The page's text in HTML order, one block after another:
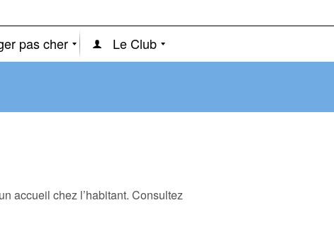
pas cher Le Club
accueil chez l’habitant. Consultez